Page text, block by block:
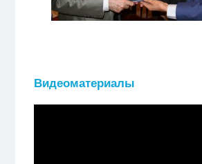
Видеоматериалы